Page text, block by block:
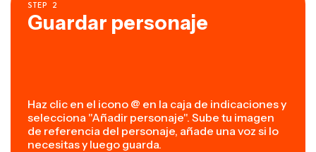
STEP 2
Guardar personaje
Haz clic en el icono @ en la caja de indicaciones y
selecciona "Añadir personaje". Sube tu imagen
de referencia del personaje, añade una voz si lo
necesitas y luego guarda.